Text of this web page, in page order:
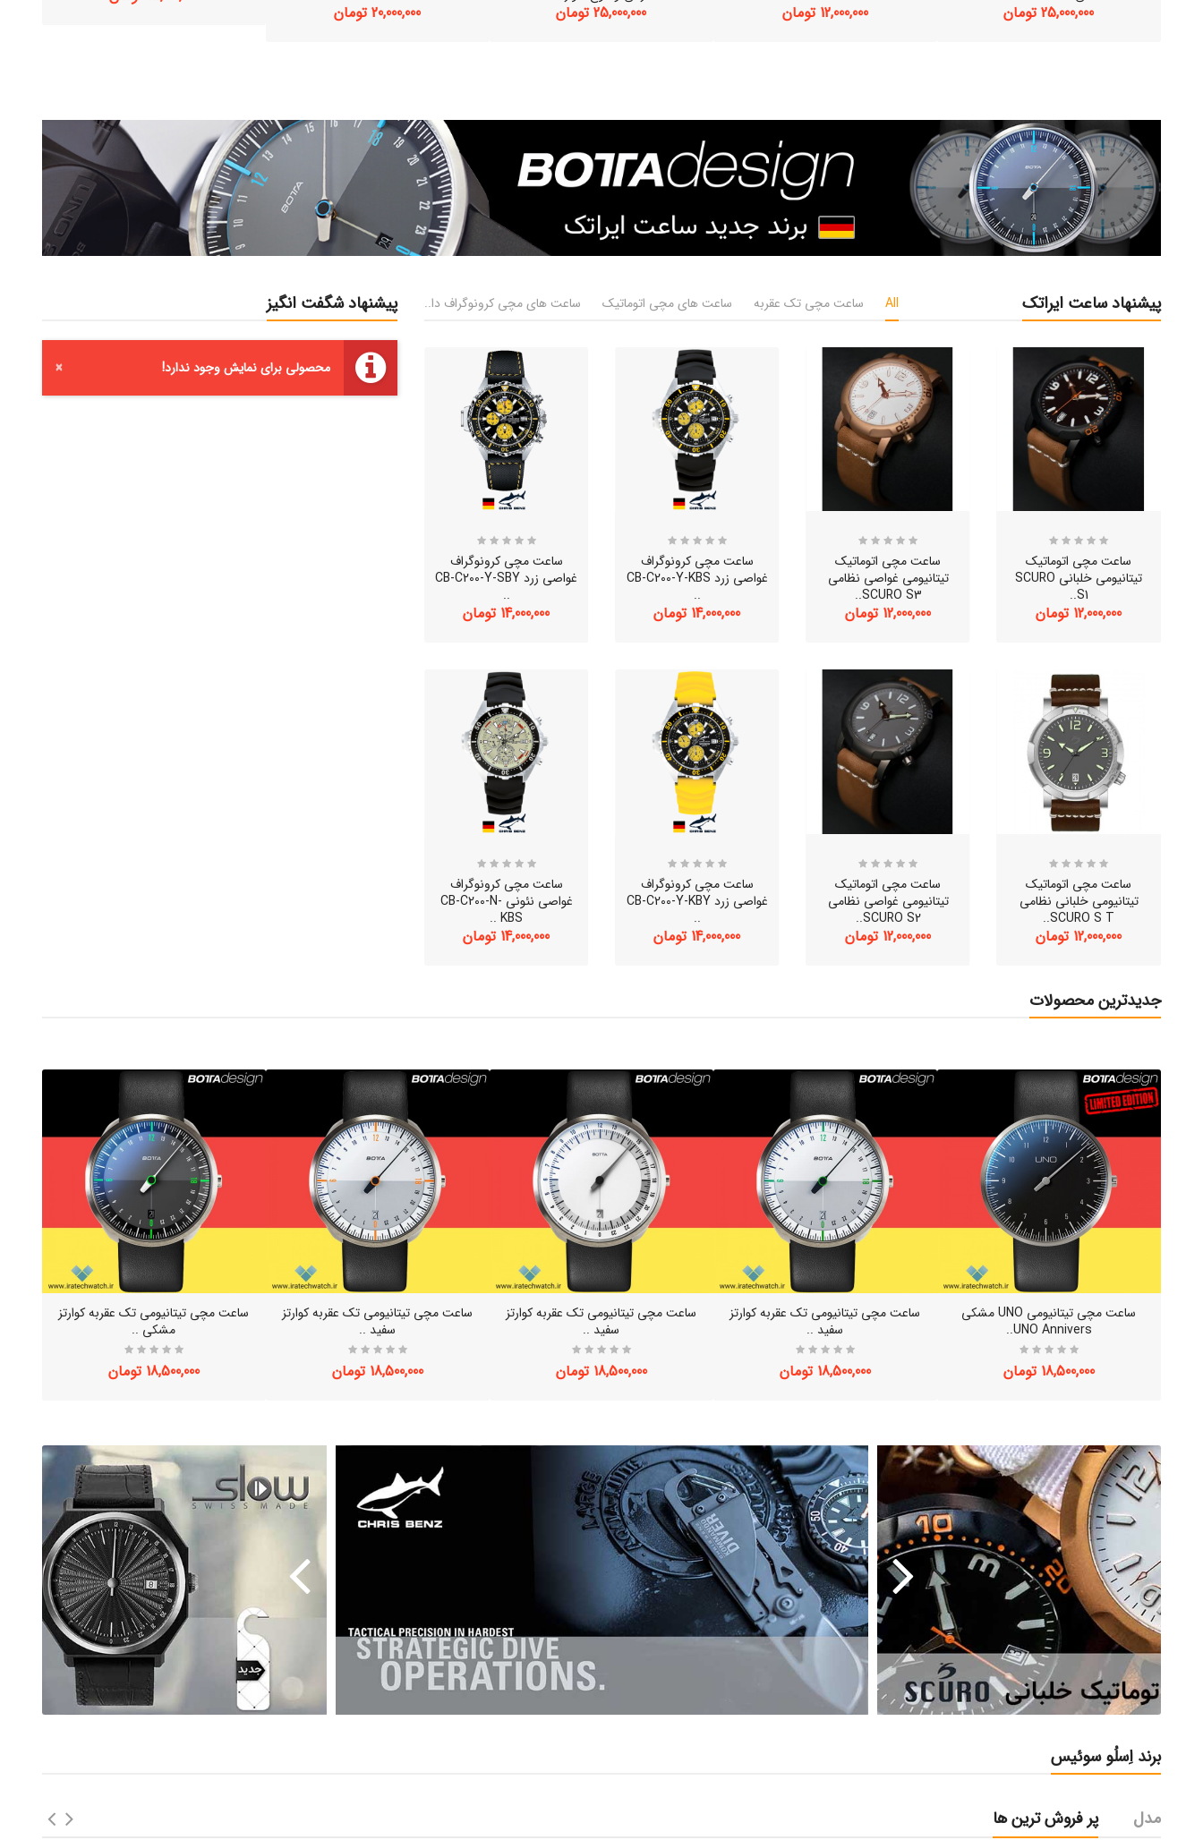
25,000,000 تومان 12,000,000 تومان 25,000,000 تومان 20,000,000 تومان
پیشنهاد ساعت ایراتک All ساعت مچی تک عقربه ساعت های مچی اتوماتیک ساعت های مچی کرونوگراف دا..
ساعت مچی اتوماتیک
تیتانیومی خلبانی SCURO
S1..
12,000,000 تومان
ساعت مچی اتوماتیک
تیتانیومی خلبانی نظامی
SCURO S T..
12,000,000 تومان
ساعت مچی اتوماتیک
تیتانیومی غواصی نظامی
SCURO S3..
12,000,000 تومان
ساعت مچی اتوماتیک
تیتانیومی غواصی نظامی
SCURO S2..
12,000,000 تومان
ساعت مچی کرونوگراف
غواصی زرد CB-C200-Y-KBS
..
14,000,000 تومان
ساعت مچی کرونوگراف
غواصی زرد CB-C200-Y-KBY
..
14,000,000 تومان
ساعت مچی کرونوگراف
غواصی زرد CB-C200-Y-SBY
..
14,000,000 تومان
ساعت مچی کرونوگراف
غواصی نئونی CB-C200-N-
KBS ..
14,000,000 تومان
پیشنهاد شگفت انگیز
محصولی برای نمایش وجود ندارد! ×
جدیدترین محصولات
ساعت مچی تیتانیومی UNO مشکی
UNO Annivers..
18,500,000 تومان
ساعت مچی تیتانیومی تک عقربه کوارتز
سفید ..
18,500,000 تومان
ساعت مچی تیتانیومی تک عقربه کوارتز
سفید ..
18,500,000 تومان
ساعت مچی تیتانیومی تک عقربه کوارتز
سفید ..
18,500,000 تومان
ساعت مچی تیتانیومی تک عقربه کوارتز
مشکی ..
18,500,000 تومان
برند اِسلُو سوئیس
مدل پر فروش ترین ها